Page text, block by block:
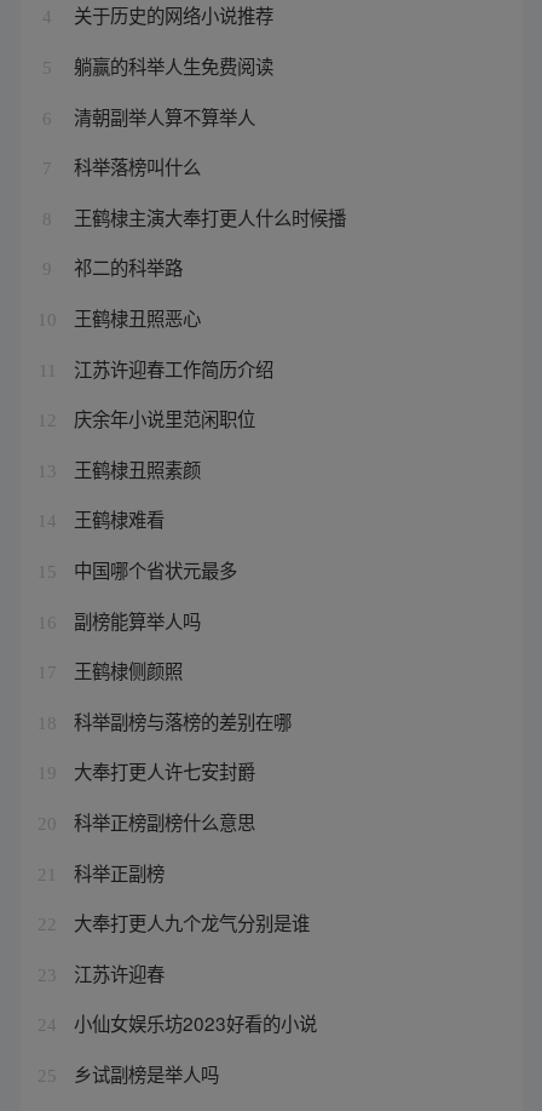
4 关于历史的网络小说推荐
5 躺赢的科举人生免费阅读
6 清朝副举人算不算举人
7 科举落榜叫什么
8 王鹤棣主演大奉打更人什么时候播
9 祁二的科举路
10 王鹤棣丑照恶心
江苏许迎春工作简历介绍
12 庆余年小说里范闲职位
13 王鹤棣丑照素颜
14 王鹤棣难看
15 中国哪个省状元最多
16 副榜能算举人吗
17 王鹤棣侧颜照
18 科举副榜与落榜的差别在哪
19 大奉打更人许七安封爵
20 科举正榜副榜什么意思
21 科举正副榜
22 大奉打更人九个龙气分别是谁
23 江苏许迎春
24 小仙女娱乐坊2023好看的小说
25
乡试副榜是举人吗